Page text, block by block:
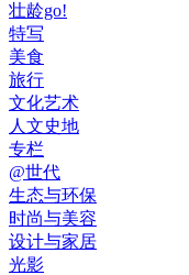
壮龄go!
特写
美食
旅行
文化艺术
人文史地
专栏
@世代
生态与环保
时尚与美容
设计与家居
光影